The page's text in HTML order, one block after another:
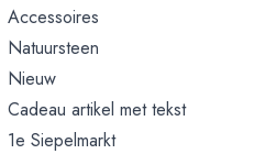
Accessoires
Natuursteen
Nieuw
Cadeau artikel met tekst
1e Siepelmarkt